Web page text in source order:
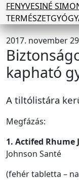
FENYVESINÉ
2017. november
kapható
A tiltólistára
Megfázás:
1. Actifed Rhume
Johnson Santé
(fehér tabletta –